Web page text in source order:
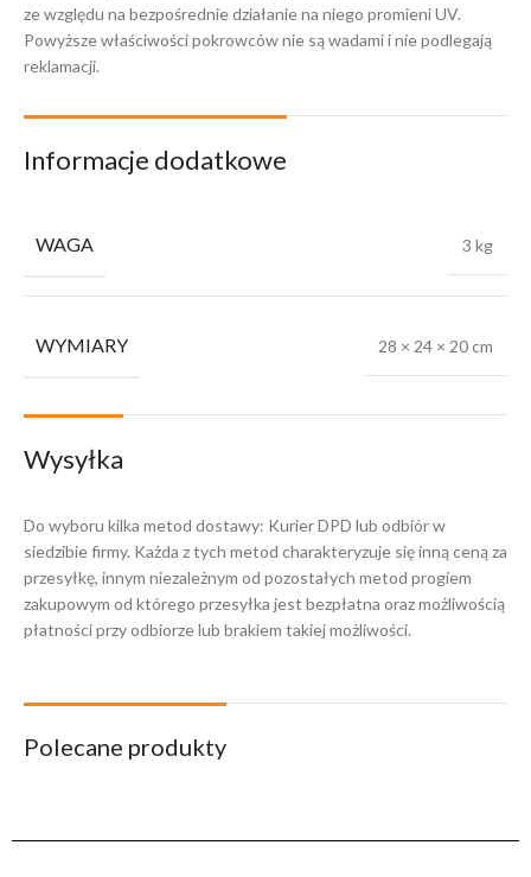
ze względu na bezpośrednie działanie na niego promieni UV.
Powyższe właściwości pokrowców nie są wadami i nie podlegają
reklamacji.
Informacje dodatkowe
WAGA 3 kg
WYMIARY 28 × 24 × 20 cm
Wysyłka
Do wyboru kilka metod dostawy: Kurier DPD lub odbiór w
siedzibie firmy. Każda z tych metod charakteryzuje się inną ceną za
przesyłkę, innym niezależnym od pozostałych metod progiem
zakupowym od którego przesyłka jest bezpłatna oraz możliwością
płatności przy odbiorze lub brakiem takiej możliwości.
Polecane produkty